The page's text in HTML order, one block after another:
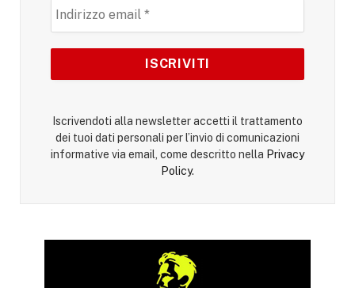
Iscrivendoti alla newsletter accetti il trattamento
dei tuoi dati personali per l’invio di comunicazioni
informative via email, come descritto nella Privacy
Policy.